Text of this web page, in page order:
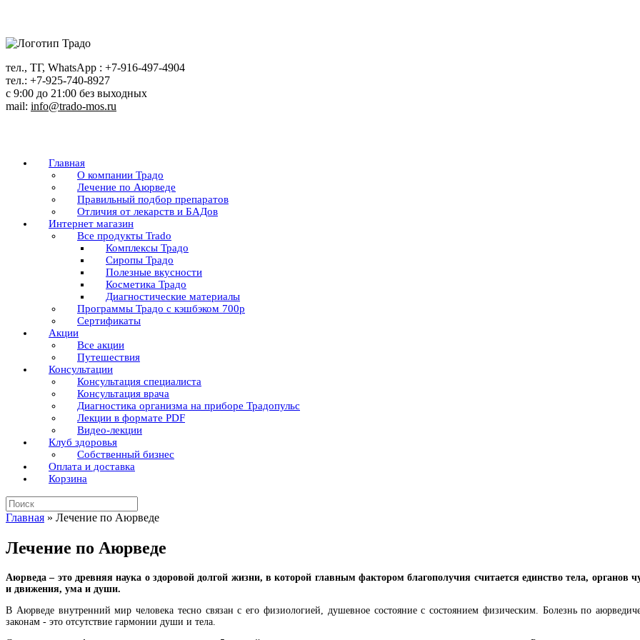
содержанию
тел., ТГ, WhatsApp : +7-916-497-4904
тел.: +7-925-740-8927
с 9:00 до 21:00 без выходных
mail: info@trado-mos.ru
Главная
О компании Традо
Лечение по Аюрведе
Правильный подбор препаратов
Отличия от лекарств и БАДов
Интернет магазин
Все продукты Trado
Комплексы Традо
Сиропы Традо
Полезные вкусности
Косметика Традо
Диагностические материалы
Программы Традо с кэшбэком 700р
Сертификаты
Акции
Все акции
Путешествия
Консультации
Консультация специалиста
Консультация врача
Диагностика организма на приборе Традопульс
Лекции в формате PDF
Видео-лекции
Клуб здоровья
Собственный бизнес
Оплата и доставка
Корзина
Поиск
по:
Главная » Лечение по Аюрведе
Лечение по Аюрведе
Аюрведа – это древняя наука о здоровой долгой жизни, в которой главным фактором благополучия считается единство тела, органов
и движения, ума и души.
В Аюрведе внутренний мир человека тесно связан с его физиологией, душевное состояние с состоянием физическим. Болезнь по
законам - это отсутствие гармонии души и тела.